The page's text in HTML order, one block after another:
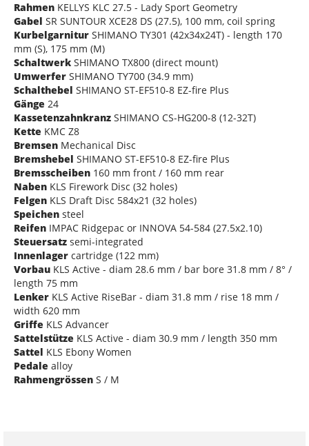
Rahmen KELLYS KLC 27.5 - Lady Sport Geometry
Gabel SR SUNTOUR XCE28 DS (27.5), 100 mm, coil spring
Kurbelgarnitur SHIMANO TY301 (42x34x24T) - length 170
mm (S), 175 mm (M)
Schaltwerk SHIMANO TX800 (direct mount)
Umwerfer SHIMANO TY700 (34.9 mm)
Schalthebel SHIMANO ST-EF510-8 EZ-fire Plus
Gänge 24
Kassetenzahnkranz SHIMANO CS-HG200-8 (12-32T)
Kette KMC Z8
Bremsen Mechanical Disc
Bremshebel SHIMANO ST-EF510-8 EZ-fire Plus
Bremsscheiben 160 mm front / 160 mm rear
Naben KLS Firework Disc (32 holes)
Felgen KLS Draft Disc 584x21 (32 holes)
Speichen steel
Reifen IMPAC Ridgepac or INNOVA 54-584 (27.5x2.10)
Steuersatz semi-integrated
Innenlager cartridge (122 mm)
Vorbau KLS Active - diam 28.6 mm / bar bore 31.8 mm / 8° /
length 75 mm
Lenker KLS Active RiseBar - diam 31.8 mm / rise 18 mm /
width 620 mm
Griffe KLS Advancer
Sattelstütze KLS Active - diam 30.9 mm / length 350 mm
Sattel KLS Ebony Women
Pedale alloy
Rahmengrössen S / M